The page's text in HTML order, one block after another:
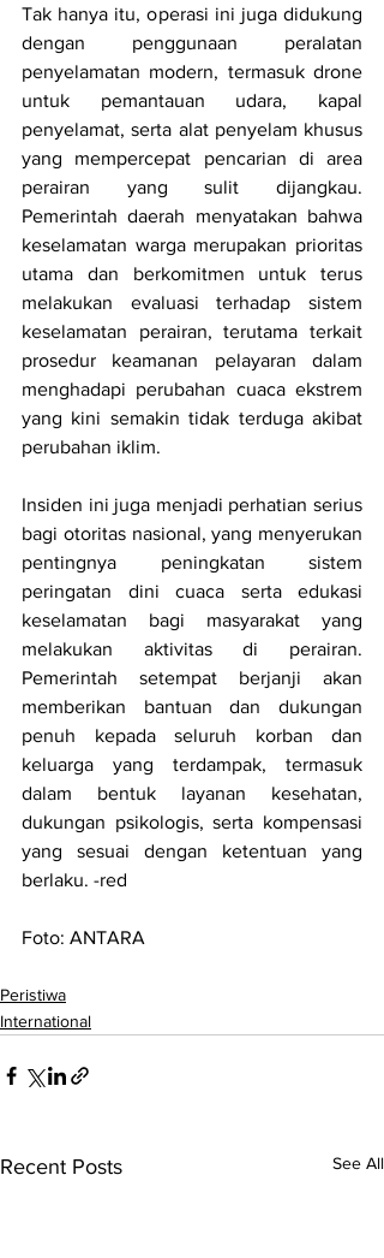
Tak hanya itu, operasi ini juga didukung
dengan penggunaan peralatan
penyelamatan modern, termasuk drone
untuk pemantauan udara, kapal
penyelamat, serta alat penyelam khusus
yang mempercepat pencarian di area
perairan yang sulit dijangkau.
Pemerintah daerah menyatakan bahwa
keselamatan warga merupakan prioritas
utama dan berkomitmen untuk terus
melakukan evaluasi terhadap sistem
keselamatan perairan, terutama terkait
prosedur keamanan pelayaran dalam
menghadapi perubahan cuaca ekstrem
yang kini semakin tidak terduga akibat
perubahan iklim.
Insiden ini juga menjadi perhatian serius
bagi otoritas nasional, yang menyerukan
pentingnya peningkatan sistem
peringatan dini cuaca serta edukasi
keselamatan bagi masyarakat yang
melakukan aktivitas di perairan.
Pemerintah setempat berjanji akan
memberikan bantuan dan dukungan
penuh kepada seluruh korban dan
keluarga yang terdampak, termasuk
dalam bentuk layanan kesehatan,
dukungan psikologis, serta kompensasi
yang sesuai dengan ketentuan yang
berlaku. -red
Foto: ANTARA
Peristiwa
International
Recent Posts See All